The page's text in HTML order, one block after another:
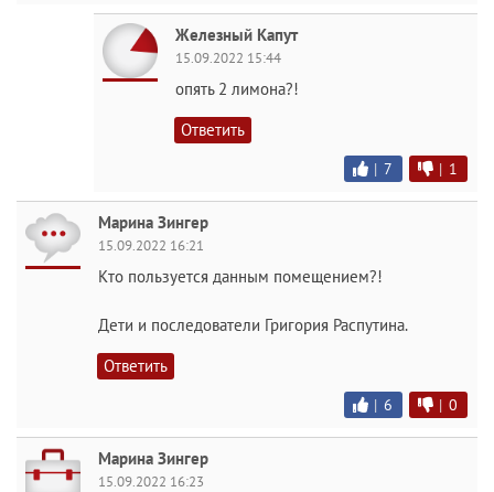
Железный Капут
15.09.2022 15:44
опять 2 лимона?!
Ответить
| 7 | 1
Марина Зингер
15.09.2022 16:21
Кто пользуется данным помещением?!
Дети и последователи Григория Распутина.
Ответить
| 6 | 0
Марина Зингер
15.09.2022 16:23